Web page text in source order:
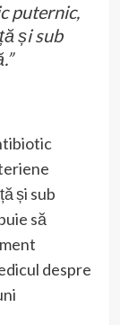
puternic,
și sub
și sub
să
despre